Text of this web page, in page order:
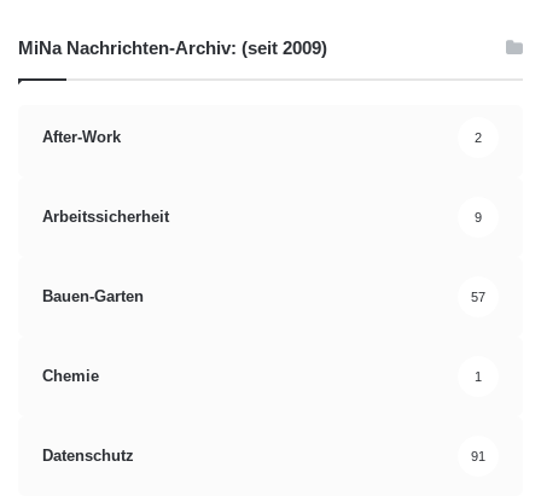
MiNa Nachrichten-Archiv: (seit 2009)
After-Work 2
Arbeitssicherheit 9
Bauen-Garten 57
Chemie 1
Datenschutz 91